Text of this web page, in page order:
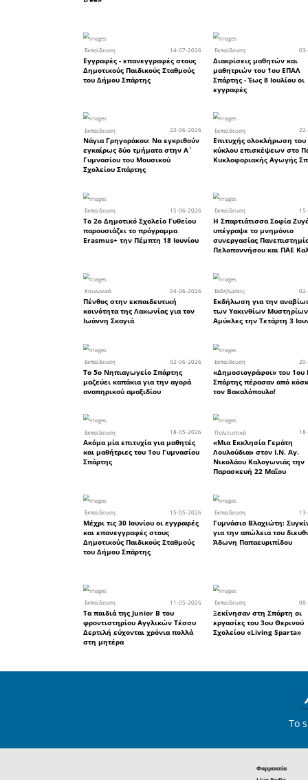
την
των
●
κενά με
και όχι